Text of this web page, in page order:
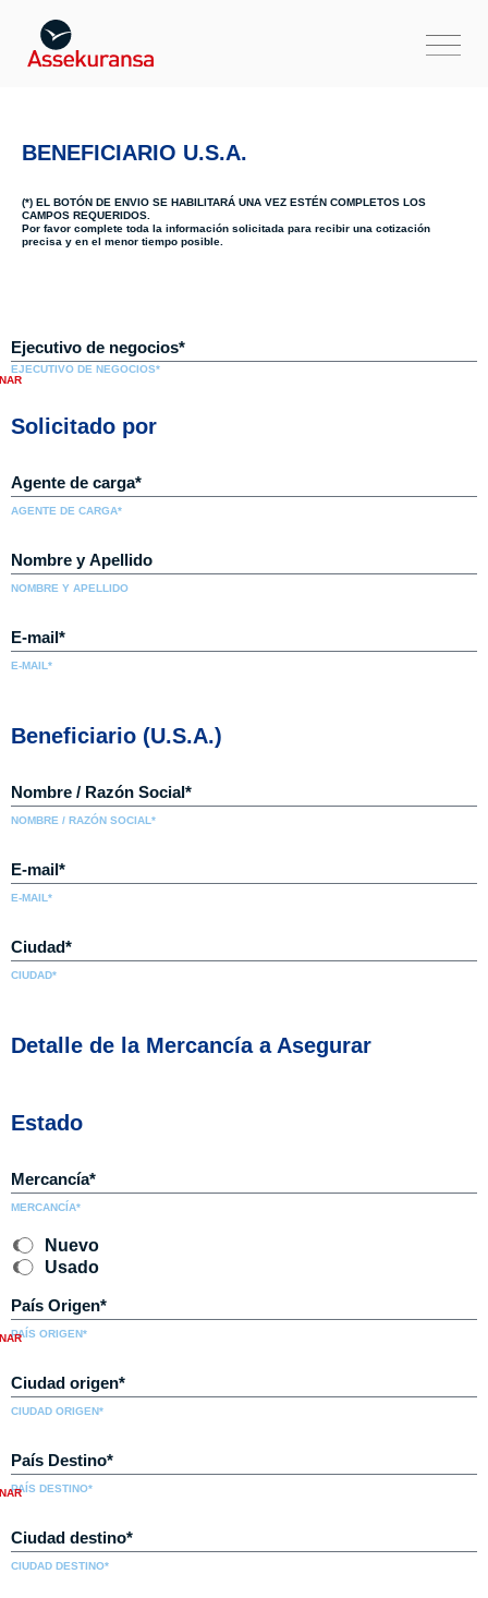
BENEFICIARIO U.S.A.
(*) EL BOTÓN DE ENVIO SE HABILITARÁ UNA VEZ ESTÉN COMPLETOS LOS
CAMPOS REQUERIDOS.
Por favor complete toda la información solicitada para recibir una cotización
precisa y en el menor tiempo posible.
EJECUTIVO DE NEGOCIOS*
Solicitado por
AGENTE DE CARGA*
NOMBRE Y APELLIDO
E-MAIL*
Beneficiario (U.S.A.)
NOMBRE / RAZÓN SOCIAL*
E-MAIL*
CIUDAD*
Detalle de la Mercancía a Asegurar
Estado
MERCANCÍA*
Nuevo
Usado
PAÍS ORIGEN*
CIUDAD ORIGEN*
PAÍS DESTINO*
CIUDAD DESTINO*